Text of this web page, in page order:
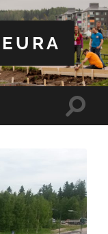
Toggle